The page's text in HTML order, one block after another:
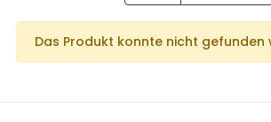
Das Produkt konnte nicht gefunden